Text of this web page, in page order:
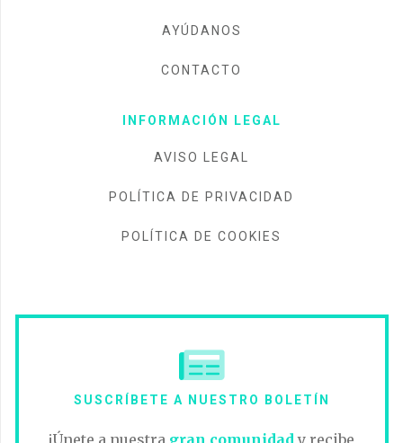
AYÚDANOS
CONTACTO
INFORMACIÓN LEGAL
AVISO LEGAL
POLÍTICA DE PRIVACIDAD
POLÍTICA DE COOKIES
SUSCRÍBETE A NUESTRO BOLETÍN